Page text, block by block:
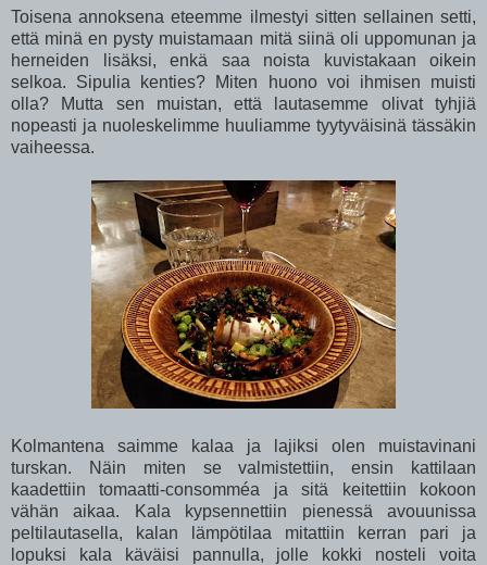
Toisena annoksena eteemme ilmestyi sitten sellainen setti,
että minä en pysty muistamaan mitä siinä oli uppomunan ja
herneiden lisäksi, enkä saa noista kuvistakaan oikein
selkoa. Sipulia kenties? Miten huono voi ihmisen muisti
olla? Mutta sen muistan, että lautasemme olivat tyhjiä
nopeasti ja nuoleskelimme huuliamme tyytyväisinä tässäkin
vaiheessa.
Kolmantena saimme kalaa ja lajiksi olen muistavinani
turskan. Näin miten se valmistettiin, ensin kattilaan
kaadettiin tomaatti-consomméa ja sitä keitettiin kokoon
vähän aikaa. Kala kypsennettiin pienessä avouunissa
peltilautasella, kalan lämpötilaa mitattiin kerran pari ja
lopuksi kala käväisi pannulla, jolle kokki nosteli voita